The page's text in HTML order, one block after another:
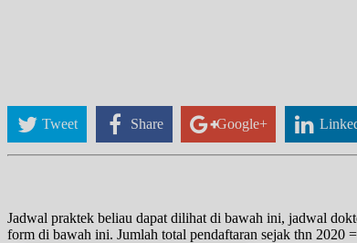
Tweet Share Google+
Jadwal praktek beliau dapat dilihat di bawah ini, jadwal
form di bawah ini. Jumlah total pendaftaran sejak thn 2020 =